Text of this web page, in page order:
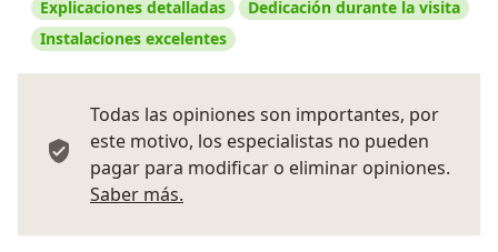
Explicaciones detalladas
Dedicación durante la visita
Instalaciones excelentes
Todas las opiniones son importantes, por
este motivo, los especialistas no pueden
pagar para modificar o eliminar opiniones.
Saber más.